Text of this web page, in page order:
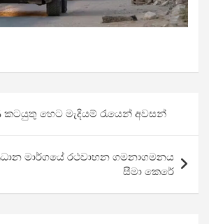
කටයුතු හෙට මැදියම් රැයෙන් අවසන්
මාර්ගයේ රථවාහන ගමනාගමනය
සීමා කෙරේ